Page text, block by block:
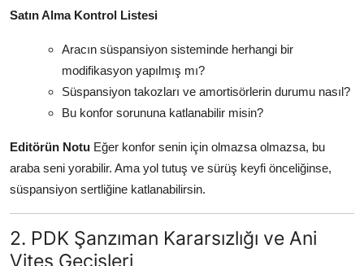
Satın Alma Kontrol Listesi
Aracın süspansiyon sisteminde herhangi bir
modifikasyon yapılmış mı?
Süspansiyon takozları ve amortisörlerin durumu nasıl?
Bu konfor sorununa katlanabilir misin?
Editörün Notu Eğer konfor senin için olmazsa olmazsa, bu
araba seni yorabilir. Ama yol tutuş ve sürüş keyfi önceliğinse,
süspansiyon sertliğine katlanabilirsin.
2. PDK Şanzıman Kararsızlığı ve Ani
Vites Geçişleri